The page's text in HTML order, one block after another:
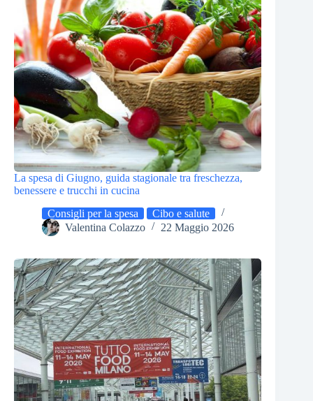
La spesa di Giugno, guida stagionale tra freschezza,
benessere e trucchi in cucina
Consigli per la spesa
Cibo e salute
Valentina Colazzo
22 Maggio 2026